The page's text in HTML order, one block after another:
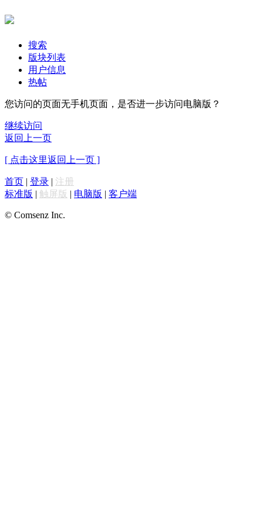
搜索
版块列表
用户信息
热帖
您访问的页面无手机页面，是否进一步访问电脑版？
继续访问
返回上一页
[ 点击这里返回上一页 ]
首页 | 登录 | 注册
标准版 | 触屏版 | 电脑版 | 客户端
© Comsenz Inc.